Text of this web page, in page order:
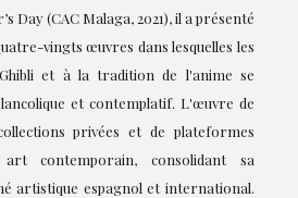
Day (CAC Malaga, 2021), il a présenté
vingts œuvres dans lesquelles les
et à la tradition de l'anime se
et contemplatif. L'œuvre de
privées et de plateformes
art contemporain, consolidant sa
artistique espagnol et international.